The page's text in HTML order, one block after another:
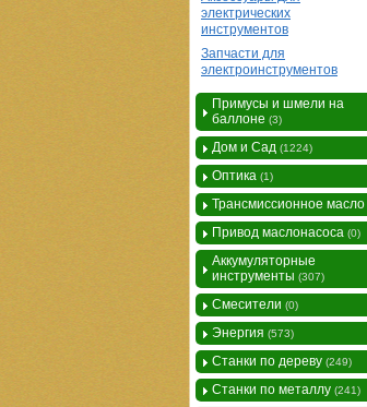
электрических
инструментов
Запчасти для
электроинструментов
Примусы и шмели на
баллоне (3)
Дом и Сад (1224)
Оптика (1)
Трансмиссионное масло
Привод маслонасоса (0)
Аккумуляторные
инструменты (307)
Смесители (0)
Энергия (573)
Станки по дереву (249)
Станки по металлу (241)